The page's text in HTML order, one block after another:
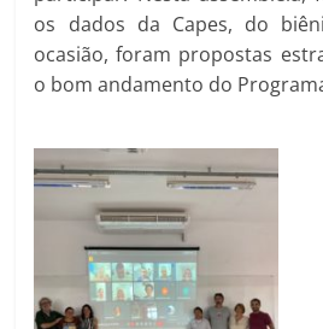
os dados da Capes, do
ocasião, foram propostas
o bom andamento do